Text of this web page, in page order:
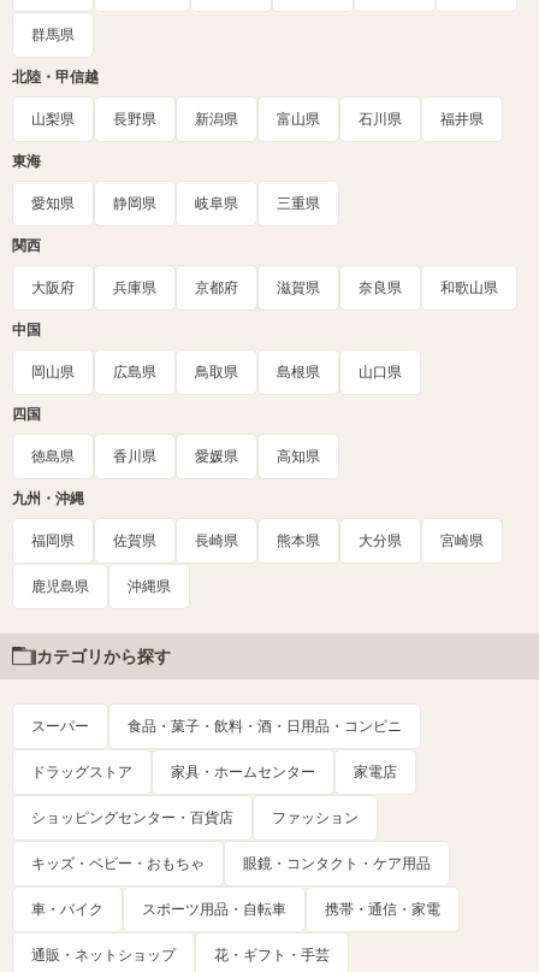
群馬県
北陸・甲信越
山梨県 長野県 新潟県 富山県 石川県 福井県
東海
愛知県 静岡県 岐阜県 三重県
関西
大阪府 兵庫県 京都府 滋賀県 奈良県 和歌山県
中国
岡山県 広島県 鳥取県 島根県 山口県
四国
徳島県 香川県 愛媛県 高知県
九州・沖縄
福岡県 佐賀県 長崎県 熊本県 大分県 宮崎県
鹿児島県 沖縄県
カテゴリから探す
スーパー 食品・菓子・飲料・酒・日用品・コンビニ
ドラッグストア 家具・ホームセンター 家電店
ショッピングセンター・百貨店 ファッション
キッズ・ベビー・おもちゃ 眼鏡・コンタクト・ケア用品
車・バイク スポーツ用品・自転車 携帯・通信・家電
通販・ネットショップ 花・ギフト・手芸